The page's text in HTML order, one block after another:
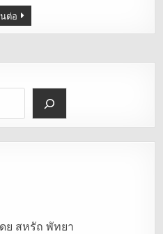
ต่อ
ย สหรัถ พัทยา